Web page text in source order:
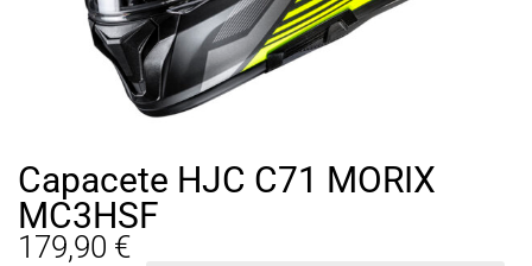
Capacete HJC C71 MORIX
MC3HSF
179,90 €